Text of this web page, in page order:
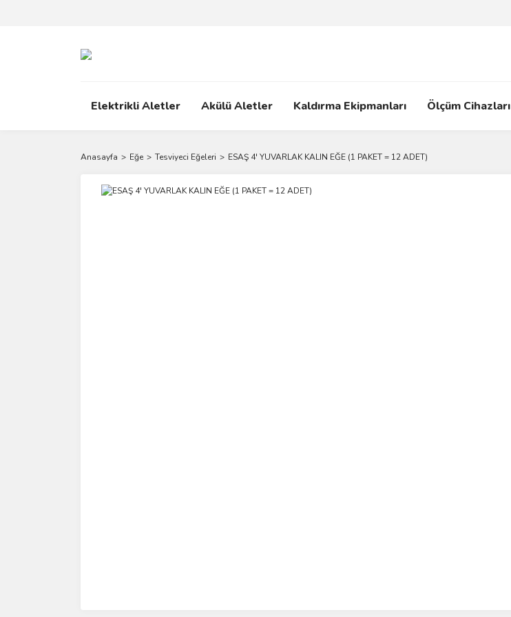
Elektrikli Aletler Akülü Aletler Kaldırma Ekipmanları Ölçüm Cihazları
Anasayfa Eğe Tesviyeci Eğeleri ESAŞ 4' YUVARLAK KALIN EĞE (1 PAKET = 12 ADET)